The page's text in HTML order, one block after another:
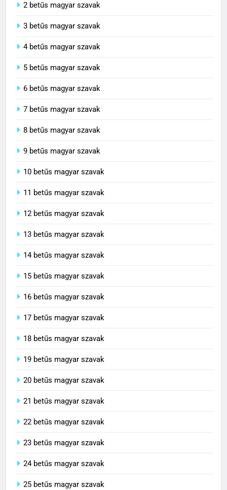
2 betűs magyar szavak
3 betűs magyar szavak
4 betűs magyar szavak
5 betűs magyar szavak
6 betűs magyar szavak
7 betűs magyar szavak
8 betűs magyar szavak
9 betűs magyar szavak
10 betűs magyar szavak
11 betűs magyar szavak
12 betűs magyar szavak
13 betűs magyar szavak
14 betűs magyar szavak
15 betűs magyar szavak
16 betűs magyar szavak
17 betűs magyar szavak
18 betűs magyar szavak
19 betűs magyar szavak
20 betűs magyar szavak
21 betűs magyar szavak
22 betűs magyar szavak
23 betűs magyar szavak
24 betűs magyar szavak
25 betűs magyar szavak